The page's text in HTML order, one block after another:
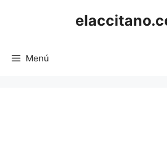
Menú